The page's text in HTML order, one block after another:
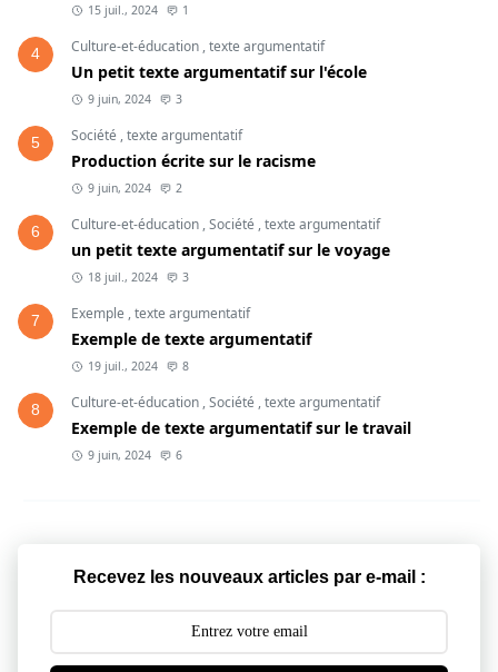
En conclusion, l’avenir des assistants virtuels repose sur
notre capacité à les utiliser de manière éthique et
responsable, tout en continuant à innover et à améliorer
leur fonctionnement pour le bénéfice de la société.
Conclusion de l'article
Cet article a examiné les différents aspects des assistants
virtuels, en mettant en lumière leurs avantages,
inconvénients, leur impact sur la société et leur avenir
potentiel. Alors que les assistants virtuels continuent de
s'intégrer dans nos vies, il est essentiel de les utiliser de
Pour découvrir d'autres textes argumentatifs sur des sujets
variés, n'hésitez pas à explorer notre site pour trouver des
15 juil., 2024 1
4 Culture-et-éducation ,texte argumentatif
Un petit texte argumentatif sur l'école
9 juin, 2024 3
5 Société ,texte argumentatif
Production écrite sur le racisme
9 juin, 2024 2
6 Culture-et-éducation ,Société ,texte argumentatif
un petit texte argumentatif sur le voyage
18 juil., 2024 3
7 Exemple ,texte argumentatif
Exemple de texte argumentatif
19 juil., 2024 8
8 Culture-et-éducation ,Société ,texte argumentatif
Exemple de texte argumentatif sur le travail
9 juin, 2024 6
Recevez les nouveaux articles par e-mail :